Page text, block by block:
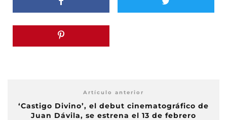
Artículo anterior
‘Castigo Divino’, el debut cinematográfico de
Juan Dávila, se estrena el 13 de febrero